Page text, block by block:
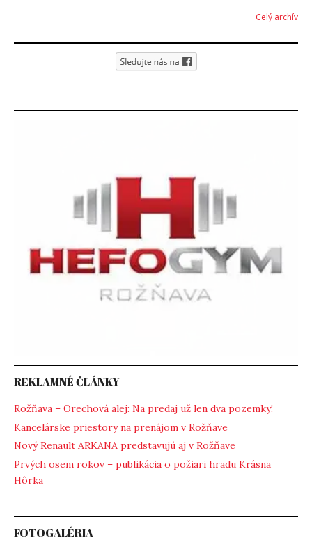
Celý archív
REKLAMNÉ ČLÁNKY
Rožňava – Orechová alej: Na predaj už len dva pozemky!
Kancelárske priestory na prenájom v Rožňave
Nový Renault ARKANA predstavujú aj v Rožňave
Prvých osem rokov – publikácia o požiari hradu Krásna
Hôrka
FOTOGALÉRIA